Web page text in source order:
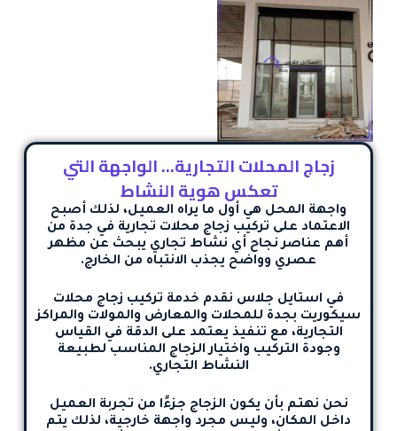
زجاج المحلات التجارية… الواجهة التي
تعكس هوية النشاط
واجهة المحل هي أول ما يراه العميل، لذلك أصبح
الاعتماد على تركيب زجاج محلات تجارية في جدة من
أهم عناصر نجاح أي نشاط تجاري يبحث عن مظهر
عصري وواضح يجذب الانتباه من الخارج.
في استايل جلاس نقدم خدمة تركيب زجاج محلات
سيكوريت بجدة للمحلات والمعارض والمولات والمراكز
التجارية، مع تنفيذ يعتمد على الدقة في القياس
وجودة التركيب واختيار الزجاج المناسب لطبيعة
النشاط التجاري.
نحن نهتم بأن يكون الزجاج جزءًا من تجربة العميل
داخل المكان، وليس مجرد واجهة خارجية، لذلك يتم